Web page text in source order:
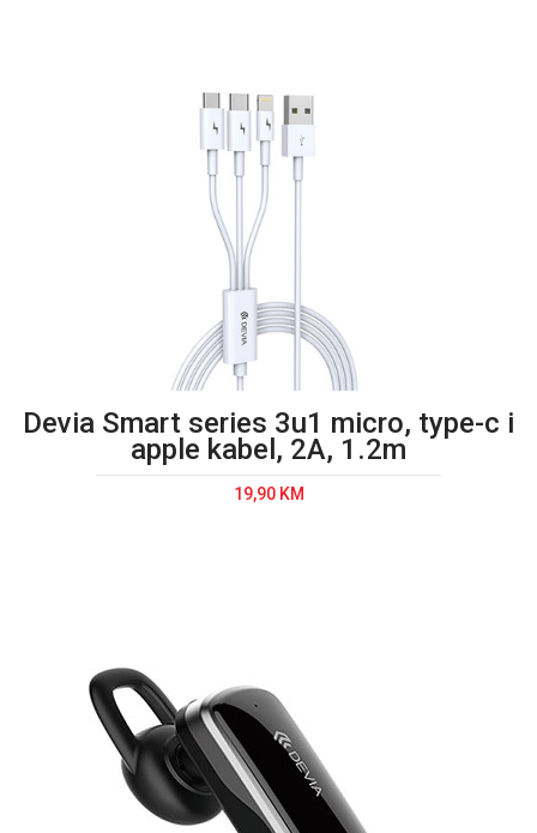
Devia Smart series 3u1 micro, type-c i
apple kabel, 2A, 1.2m
19,90 KM